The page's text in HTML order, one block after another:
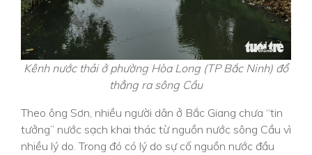
Kênh nước thải ở phường Hòa Long (TP Bắc Ninh) đổ
thẳng ra sông Cầu
Theo ông Sơn, nhiều người dân ở Bắc Giang chưa “tin
tưởng” nước sạch khai thác từ nguồn nước sông Cầu vì
nhiều lý do. Trong đó có lý do sự cố nguồn nước đầu